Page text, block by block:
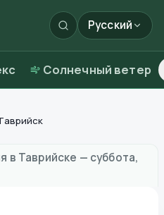
Русский
Солнечный ветер
в Таврийске — суббота,